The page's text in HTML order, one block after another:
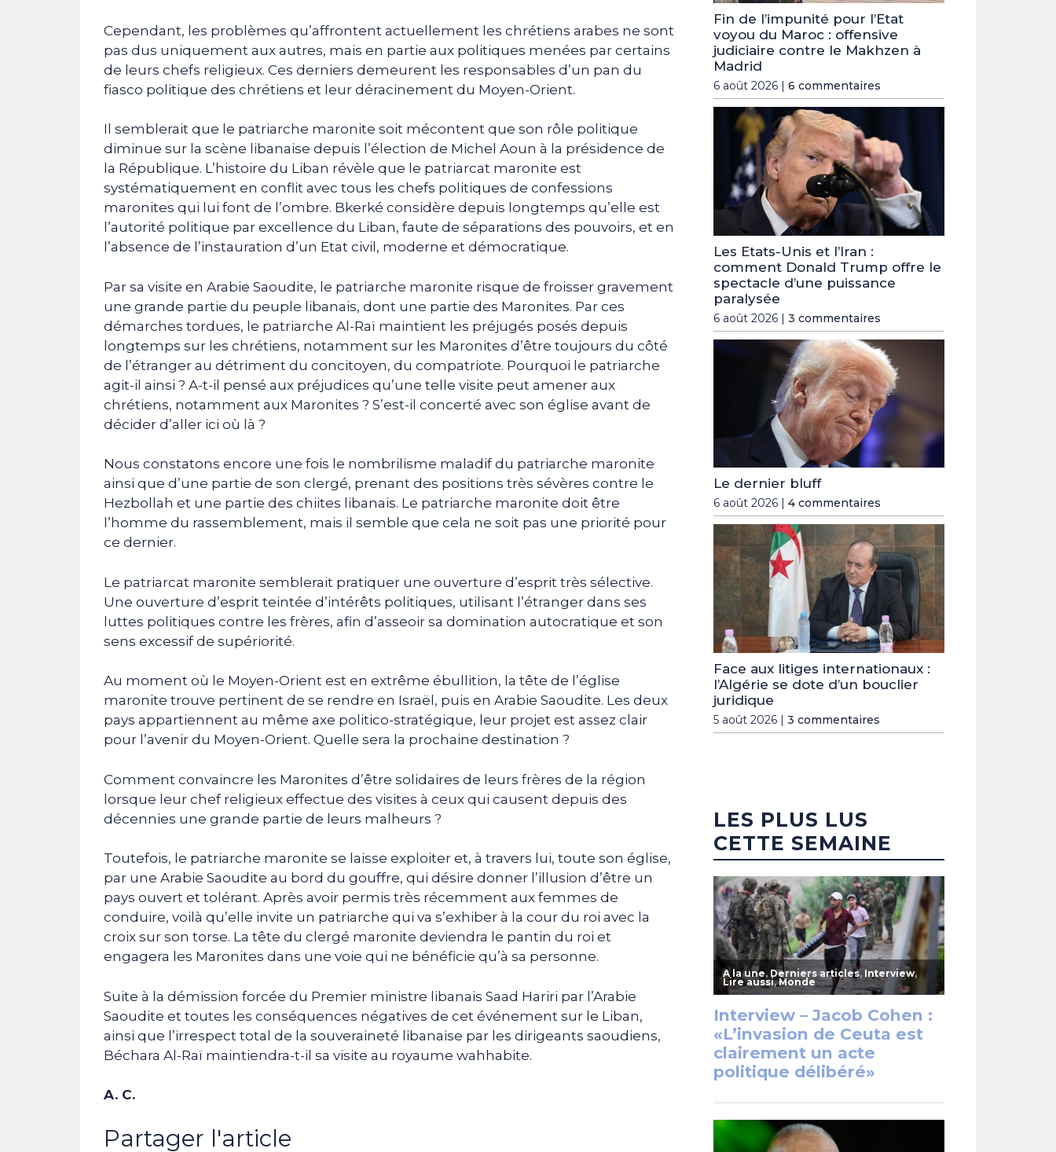
Cependant, les problèmes qu’affrontent actuellement les chrétiens arabes ne sont
pas dus uniquement aux autres, mais en partie aux politiques menées par certains
de leurs chefs religieux. Ces derniers demeurent les responsables d’un pan du
fiasco politique des chrétiens et leur déracinement du Moyen-Orient.
Il semblerait que le patriarche maronite soit mécontent que son rôle politique
diminue sur la scène libanaise depuis l’élection de Michel Aoun à la présidence de
la République. L’histoire du Liban révèle que le patriarcat maronite est
systématiquement en conflit avec tous les chefs politiques de confessions
maronites qui lui font de l’ombre. Bkerké considère depuis longtemps qu’elle est
l’autorité politique par excellence du Liban, faute de séparations des pouvoirs, et en
l’absence de l’instauration d’un Etat civil, moderne et démocratique.
Par sa visite en Arabie Saoudite, le patriarche maronite risque de froisser gravement
une grande partie du peuple libanais, dont une partie des Maronites. Par ces
démarches tordues, le patriarche Al-Raï maintient les préjugés posés depuis
longtemps sur les chrétiens, notamment sur les Maronites d’être toujours du côté
de l’étranger au détriment du concitoyen, du compatriote. Pourquoi le patriarche
agit-il ainsi ? A-t-il pensé aux préjudices qu’une telle visite peut amener aux
chrétiens, notamment aux Maronites ? S’est-il concerté avec son église avant de
décider d’aller ici où là ?
Nous constatons encore une fois le nombrilisme maladif du patriarche maronite
ainsi que d’une partie de son clergé, prenant des positions très sévères contre le
Hezbollah et une partie des chiites libanais. Le patriarche maronite doit être
l’homme du rassemblement, mais il semble que cela ne soit pas une priorité pour
ce dernier.
Le patriarcat maronite semblerait pratiquer une ouverture d’esprit très sélective.
Une ouverture d’esprit teintée d’intérêts politiques, utilisant l’étranger dans ses
luttes politiques contre les frères, afin d’asseoir sa domination autocratique et son
sens excessif de supériorité.
Au moment où le Moyen-Orient est en extrême ébullition, la tête de l’église
maronite trouve pertinent de se rendre en Israël, puis en Arabie Saoudite. Les deux
pays appartiennent au même axe politico-stratégique, leur projet est assez clair
pour l’avenir du Moyen-Orient. Quelle sera la prochaine destination ?
Comment convaincre les Maronites d’être solidaires de leurs frères de la région
lorsque leur chef religieux effectue des visites à ceux qui causent depuis des
décennies une grande partie de leurs malheurs ?
Toutefois, le patriarche maronite se laisse exploiter et, à travers lui, toute son église,
par une Arabie Saoudite au bord du gouffre, qui désire donner l’illusion d’être un
pays ouvert et tolérant. Après avoir permis très récemment aux femmes de
conduire, voilà qu’elle invite un patriarche qui va s’exhiber à la cour du roi avec la
croix sur son torse. La tête du clergé maronite deviendra le pantin du roi et
engagera les Maronites dans une voie qui ne bénéficie qu’à sa personne.
Suite à la démission forcée du Premier ministre libanais Saad Hariri par l’Arabie
Saoudite et toutes les conséquences négatives de cet événement sur le Liban,
ainsi que l’irrespect total de la souveraineté libanaise par les dirigeants saoudiens,
Béchara Al-Raï maintiendra-t-il sa visite au royaume wahhabite.
A. C.
Partager l'article
Fin de l’impunité pour l’Etat
voyou du Maroc : offensive
judiciaire contre le Makhzen à
Madrid
6 août 2026 | 6 commentaires
Les Etats-Unis et l’Iran :
comment Donald Trump offre le
spectacle d’une puissance
paralysée
6 août 2026 | 3 commentaires
Le dernier bluff
6 août 2026 | 4 commentaires
Face aux litiges internationaux :
l’Algérie se dote d’un bouclier
juridique
5 août 2026 | 3 commentaires
LES PLUS LUS
CETTE SEMAINE